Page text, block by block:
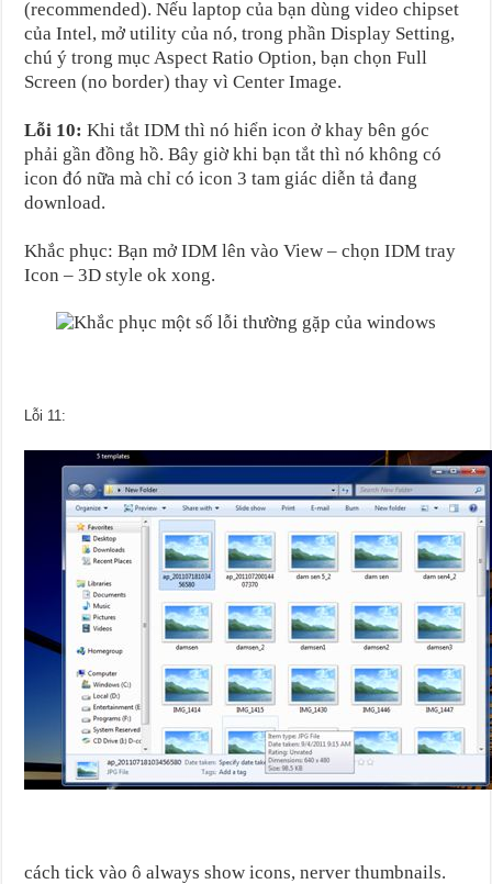
(recommended). Nếu laptop của bạn dùng video chipset
của Intel, mở utility của nó, trong phần Display Setting,
chú ý trong mục Aspect Ratio Option, bạn chọn Full
Screen (no border) thay vì Center Image.
Lỗi 10: Khi tắt IDM thì nó hiển icon ở khay bên góc
phải gần đồng hồ. Bây giờ khi bạn tắt thì nó không có
icon đó nữa mà chỉ có icon 3 tam giác diễn tả đang
download.
Khắc phục: Bạn mở IDM lên vào View – chọn IDM tray
Icon – 3D style ok xong.
Lỗi 11:
cách tick vào ô always show icons, nerver thumbnails.